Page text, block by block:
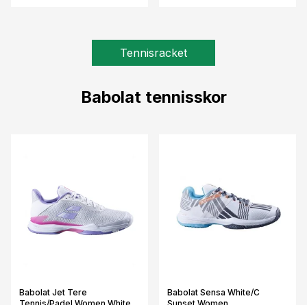
Tennisracket
Babolat tennisskor
Babolat Jet Tere
Babolat Sensa White/C